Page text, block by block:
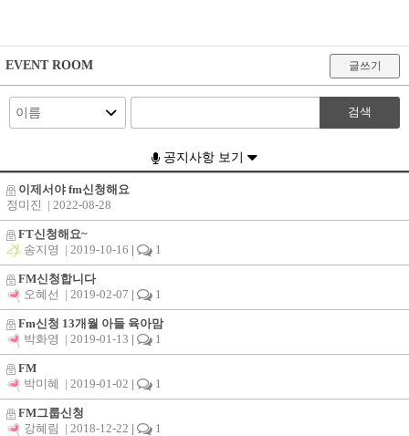
EVENT ROOM 글쓰기
검색
공지사항 보기
이제서야 fm신청해요
정미진
| 2022-08-28
FT신청해요~
송지영
| 2019-10-16 1
FM신청합니다
오혜선
| 2019-02-07 1
Fm신청 13개월 아들 육아맘
박화영
| 2019-01-13 1
FM
박미혜
| 2019-01-02 1
FM그룹신청
강혜림
| 2018-12-22 1